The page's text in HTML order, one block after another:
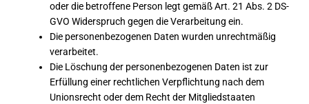
oder die betroffene Person legt gemäß Art. 21 Abs. 2 DS-
GVO Widerspruch gegen die Verarbeitung ein.
Die personenbezogenen Daten wurden unrechtmäßig
verarbeitet.
Die Löschung der personenbezogenen Daten ist zur
Erfüllung einer rechtlichen Verpflichtung nach dem
Unionsrecht oder dem Recht der Mitgliedstaaten